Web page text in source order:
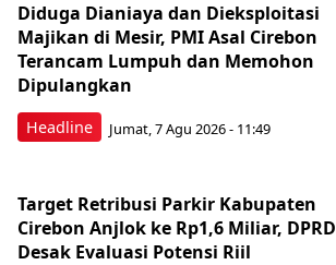
Headline
Diduga Dianiaya dan Dieksploitasi
Majikan di Mesir, PMI Asal Cirebon
Terancam Lumpuh dan Memohon
Dipulangkan
Jumat, 7 Agu 2026 - 11:49
Target Retribusi Parkir Kabupaten
Cirebon Anjlok ke Rp1,6 Miliar, DPRD
Desak Evaluasi Potensi Riil